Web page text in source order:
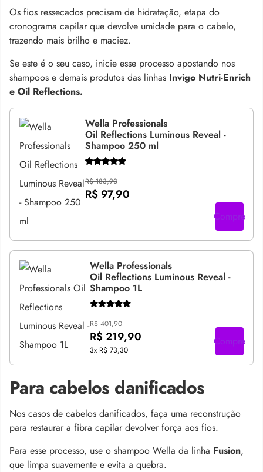
Os fios ressecados precisam de hidratação, etapa do
cronograma capilar que devolve umidade para o cabelo,
trazendo mais brilho e maciez.
Se este é o seu caso, inicie esse processo apostando nos
shampoos e demais produtos das linhas Invigo Nutri-Enrich
e Oil Reflections.
Wella Professionals
Oil Reflections Luminous Reveal -
Shampoo 250 ml
R$ 183,90
R$ 97,90
Compre
Wella Professionals
Oil Reflections Luminous Reveal -
Shampoo 1L
R$ 401,90
R$ 219,90
3x R$ 73,30
Compre
Para cabelos danificados
Nos casos de cabelos danificados, faça uma reconstrução
para restaurar a fibra capilar devolver força aos fios.
Para esse processo, use o shampoo Wella da linha Fusion,
que limpa suavemente e evita a quebra.